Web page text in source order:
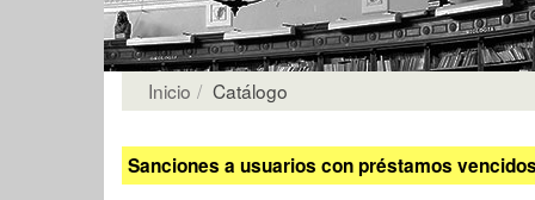
Inicio Catálogo
Sanciones a usuarios con préstamos